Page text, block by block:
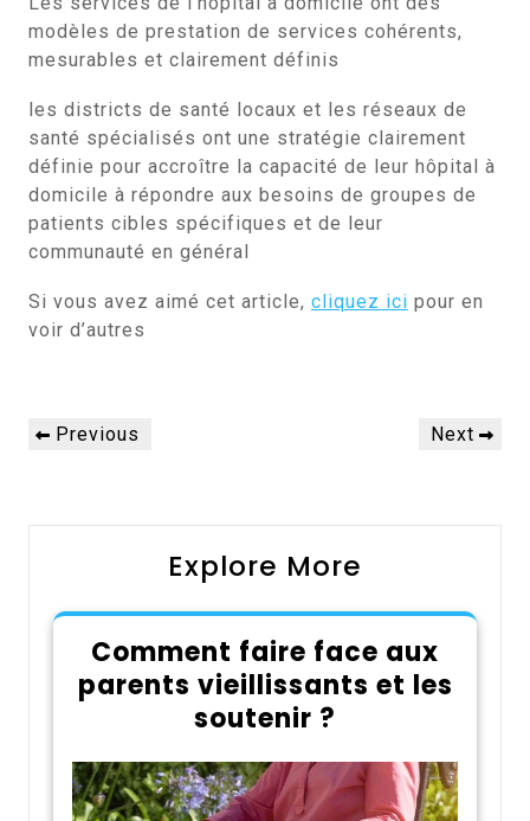
modèles de prestation de services cohérents,
mesurables et clairement définis
les districts de santé locaux et les réseaux de
santé spécialisés ont une stratégie clairement
définie pour accroître la capacité de leur hôpital à
domicile à répondre aux besoins de groupes de
patients cibles spécifiques et de leur
communauté en général
Si vous avez aimé cet article, cliquez ici pour en
voir d’autres
Navigation
dePrevious
Previous
Next
Next
Explore More
Comment faire face aux
parents vieillissants et les
soutenir ?